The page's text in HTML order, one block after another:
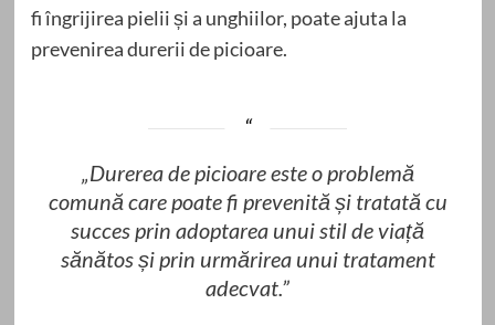
fi îngrijirea pielii și a unghiilor, poate ajuta la
prevenirea durerii de picioare.
„Durerea de picioare este o problemă
comună care poate fi prevenită și tratată cu
succes prin adoptarea unui stil de viață
sănătos și prin urmărirea unui tratament
adecvat.”